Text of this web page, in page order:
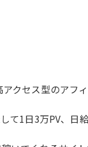
クセス型のアフィ
1日3万PV、日